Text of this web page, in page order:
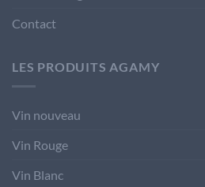
Contact
LES PRODUITS AGAMY
Vin nouveau
Vin Rouge
Vin Blanc